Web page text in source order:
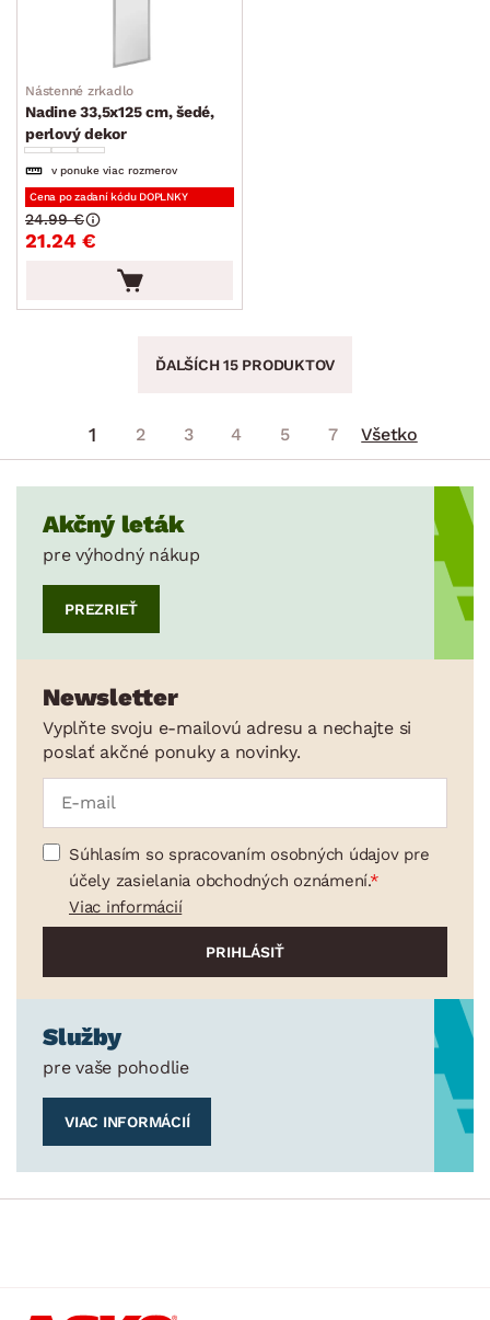
Nástenné zrkadlo
Nadine 33,5x125 cm, šedé,
perlový dekor
v ponuke viac rozmerov
Cena po zadaní kódu DOPLNKY
21.24 €
24.99 €
ĎALŠÍCH 15 PRODUKTOV
1 2 3 4 5 7 Všetko
Akčný leták
pre výhodný nákup
PREZRIEŤ
Newsletter
Vyplňte svoju e-mailovú adresu a nechajte si
poslať akčné ponuky a novinky.
Súhlasím so spracovaním osobných údajov pre
účely zasielania obchodných oznámení.
Viac informácií
Služby
pre vaše pohodlie
VIAC INFORMÁCIÍ